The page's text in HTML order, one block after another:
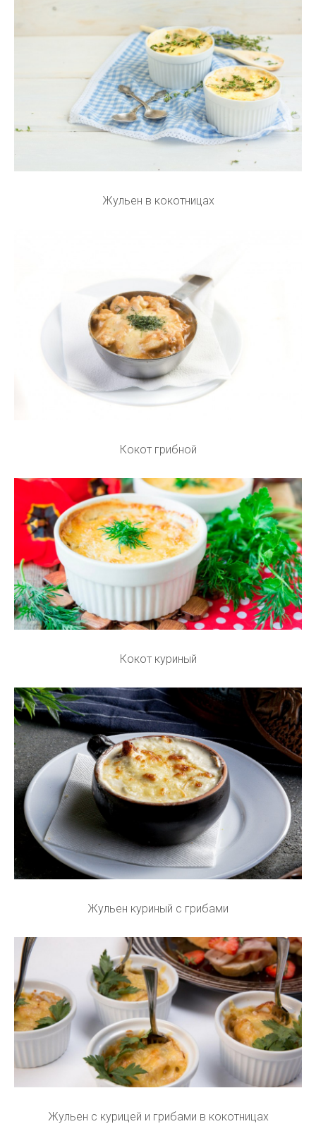
Жульен в кокотницах
Кокот грибной
Кокот куриный
Жульен куриный с грибами
Жульен с курицей и грибами в кокотницах